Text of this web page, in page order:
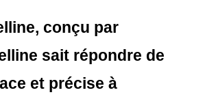
conçu par
sait répondre de
et précise à